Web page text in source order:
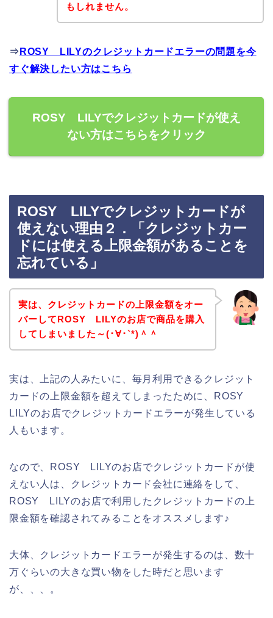
もしれません。
⇒ ROSY LILYのクレジットカードエラーの問題を今
すぐ解決したい方はこちら
ROSY LILYでクレジットカードが使え
ない方はこちらをクリック
ROSY LILYでクレジットカードが
使えない理由２．「クレジットカー
ドには使える上限金額があることを
忘れている」
実は、クレジットカードの上限金額をオー
バーしてROSY LILYのお店で商品を購入
してしまいました～(･∀･`*)＾＾
実は、上記の人みたいに、毎月利用できるクレジット
カードの上限金額を超えてしまったために、ROSY
LILYのお店でクレジットカードエラーが発生している
人もいます。
なので、ROSY LILYのお店でクレジットカードが使
えない人は、クレジットカード会社に連絡をして、
ROSY LILYのお店で利用したクレジットカードの上
限金額を確認されてみることをオススメします♪
大体、クレジットカードエラーが発生するのは、数十
万ぐらいの大きな買い物をした時だと思います
が、、、。